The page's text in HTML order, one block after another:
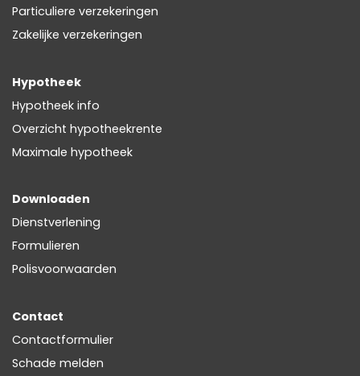
Particuliere verzekeringen
Zakelijke verzekeringen
Hypotheek
Hypotheek info
Overzicht hypotheekrente
Maximale hypotheek
Downloaden
Dienstverlening
Formulieren
Polisvoorwaarden
Contact
Contactformulier
Schade melden